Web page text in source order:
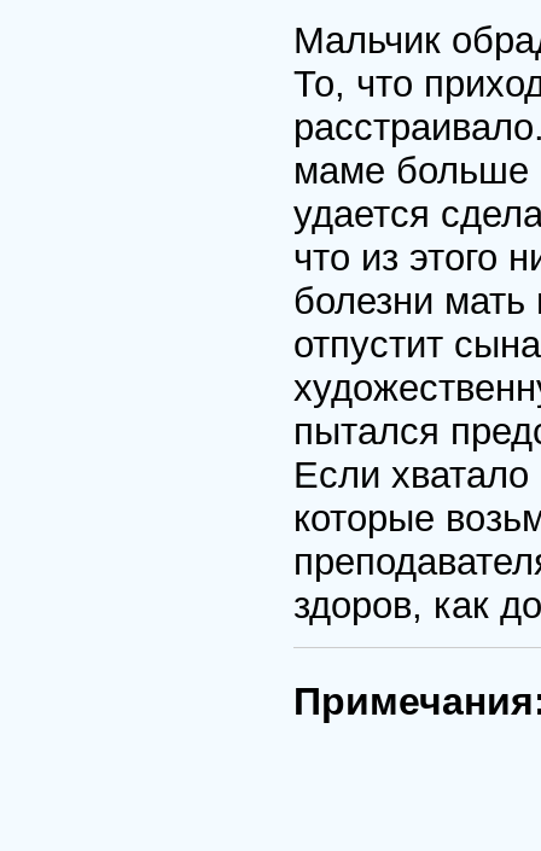
Мальчик
То, что
маме больше
удается
что из этого
болезни
отпустит
пытался
Если
которые
здоров, как